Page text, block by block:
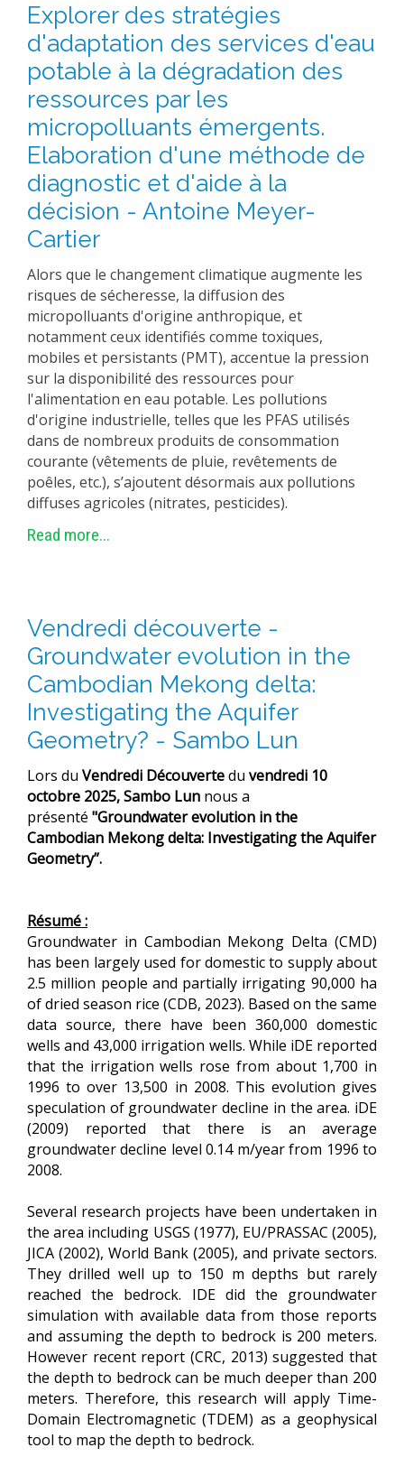
Explorer des stratégies
d'adaptation des services d'eau
potable à la dégradation des
ressources par les
micropolluants émergents.
Elaboration d'une méthode de
diagnostic et d'aide à la
décision - Antoine Meyer-
Cartier
Alors que le changement climatique augmente les
risques de sécheresse, la diffusion des
micropolluants d'origine anthropique, et
notamment ceux identifiés comme toxiques,
mobiles et persistants (PMT), accentue la pression
sur la disponibilité des ressources pour
l'alimentation en eau potable. Les pollutions
d'origine industrielle, telles que les PFAS utilisés
dans de nombreux produits de consommation
courante (vêtements de pluie, revêtements de
poêles, etc.), s’ajoutent désormais aux pollutions
diffuses agricoles (nitrates, pesticides).
Read more...
Vendredi découverte -
Groundwater evolution in the
Cambodian Mekong delta:
Investigating the Aquifer
Geometry? - Sambo Lun
Lors du Vendredi Découvertedu vendredi 10
octobre 2025,Sambo Lun nous a
présenté "Groundwater evolution in the
Cambodian Mekong delta: Investigating the Aquifer
Geometry”.
Résumé :
Groundwater in Cambodian Mekong Delta (CMD)
has been largely used for domestic to supply about
2.5 million people and partially irrigating 90,000 ha
of dried season rice (CDB, 2023). Based on the same
data source, there have been 360,000 domestic
wells and 43,000 irrigation wells. While iDE reported
that the irrigation wells rose from about 1,700 in
1996 to over 13,500 in 2008. This evolution gives
speculation of groundwater decline in the area. iDE
(2009) reported that there is an average
groundwater decline level 0.14 m/year from 1996 to
2008.
Several research projects have been undertaken in
the area including USGS (1977), EU/PRASSAC (2005),
JICA (2002), World Bank (2005), and private sectors.
They drilled well up to 150 m depths but rarely
reached the bedrock. IDE did the groundwater
simulation with available data from those reports
and assuming the depth to bedrock is 200 meters.
However recent report (CRC, 2013) suggested that
the depth to bedrock can be much deeper than 200
meters. Therefore, this research will apply Time-
Domain Electromagnetic (TDEM) as a geophysical
tool to map the depth to bedrock.